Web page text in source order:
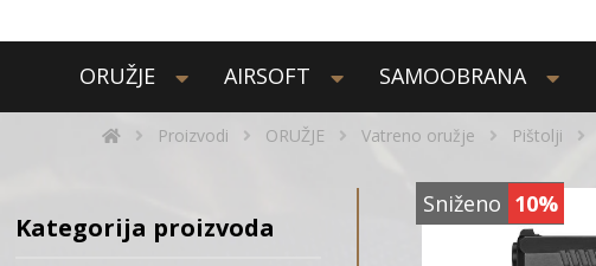
ORUŽJE AIRSOFT SAMOOBRANA
Proizvodi ORUŽJE Vatreno oružje Pištolji
Sniženo 10%
Kategorija proizvoda